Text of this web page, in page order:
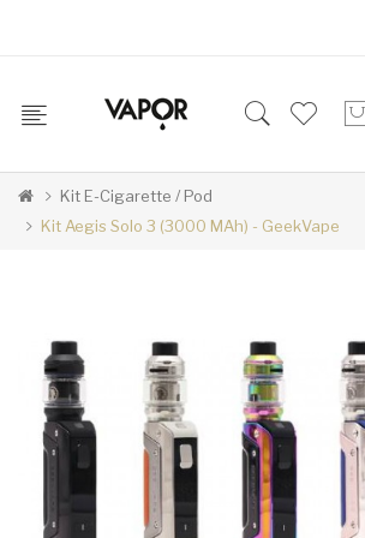
Kit E-Cigarette / Pod
Kit Aegis Solo 3 (3000 MAh) - GeekVape